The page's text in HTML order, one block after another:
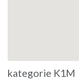
kategorie K1M